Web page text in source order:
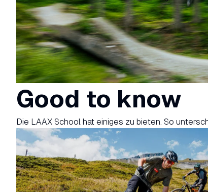
Good to know
Die LAAX School hat einiges zu bieten. So